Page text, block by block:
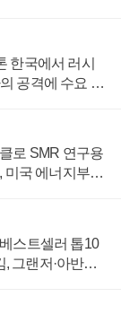
한국에서 러시
공격에 수요 늘
로 SMR 연구용
미국 에너지부
스트셀러 톱10
그랜저·아반떼